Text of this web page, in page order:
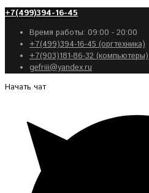
+7(499)394-16-45
Время работы: 09:00 - 20:00
+7(499)394-16-45 (оргтехника)
+7(903)181-86-32 (компьютеры)
gefriii@yandex.ru
Начать чат